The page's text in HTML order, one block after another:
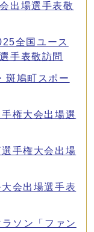
出場選手表敬
全国ユース
手表敬訪問
鳩町スポー
権大会出場選
手権大会出場
会出場選手表
ソン「ファン